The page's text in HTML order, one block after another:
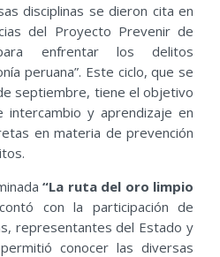
disciplinas se dieron cita en
del Proyecto Prevenir de
para enfrentar los delitos
peruana”. Este ciclo, que se
septiembre, tiene el objetivo
intercambio y aprendizaje en
en materia de prevención
“La ruta del oro limpio
con la participación de
representantes del Estado y
conocer las diversas